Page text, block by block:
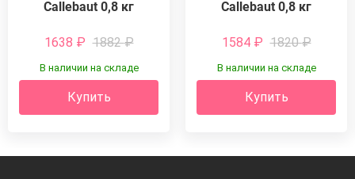
Callebaut 0,8 кг
1638 ₽ 1882₽
В наличии на складе
Купить
Callebaut 0,8 кг
1584 ₽ 1820₽
В наличии на складе
Купить